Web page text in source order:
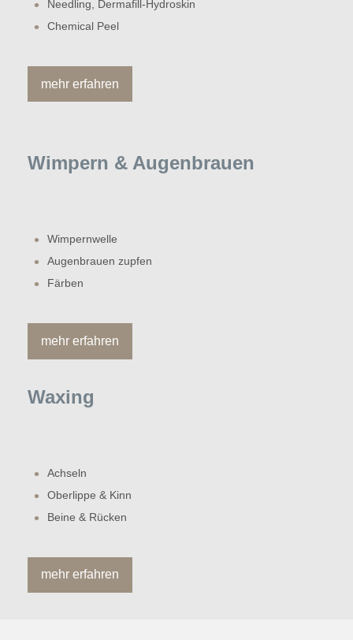
Needling, Dermafill-Hydroskin
Chemical Peel
mehr erfahren
Wimpern & Augenbrauen
Wimpernwelle
Augenbrauen zupfen
Färben
mehr erfahren
Waxing
Achseln
Oberlippe & Kinn
Beine & Rücken
mehr erfahren